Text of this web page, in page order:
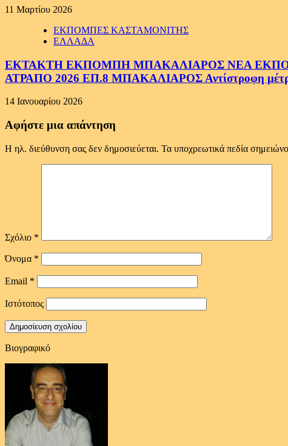
11 Μαρτίου 2026
ΕΚΠΟΜΠΕΣ ΚΑΣΤΑΜΟΝΙΤΗΣ
ΕΛΛΑΔΑ
ΕΚΤΑΚΤΗ ΕΚΠΟΜΠΗ ΜΠΑΚΑΛΙΑΡΟΣ ΝΕΑ
ΑΤΡΑΠΟ 2026 ΕΠ.8 ΜΠΑΚΑΛΙΑΡΟΣ Αντίστροφη
14 Ιανουαρίου 2026
Αφήστε μια απάντηση
Η ηλ. διεύθυνση σας δεν δημοσιεύεται. Τα υποχρεωτικά πεδία
Σχόλιο *
Όνομα *
Email *
Ιστότοπος
Βιογραφικό